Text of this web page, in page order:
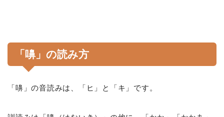
「嚊」の読み方
「嚊」の音読みは、「ヒ」と「キ」です。